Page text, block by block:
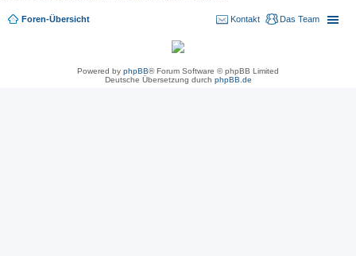
Foren-Übersicht Das Team
Kontakt
Powered by phpBB® Forum Software © phpBB Limited
Deutsche Übersetzung durch phpBB.de